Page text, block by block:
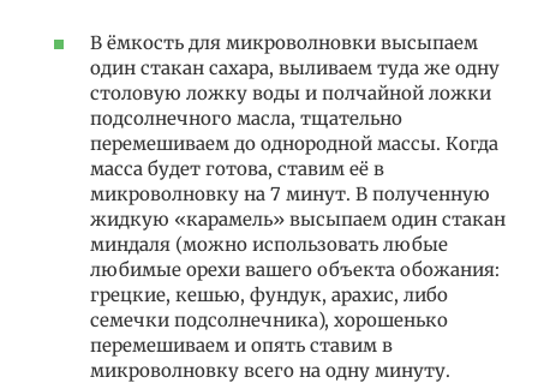
В ёмкость для микроволновки высыпаем
один стакан сахара, выливаем туда же одну
столовую ложку воды и полчайной ложки
подсолнечного масла, тщательно
перемешиваем до однородной массы. Когда
масса будет готова, ставим её в
микроволновку на 7 минут. В полученную
жидкую «карамель» высыпаем один стакан
миндаля (можно использовать любые
любимые орехи вашего объекта обожания:
грецкие, кешью, фундук, арахис, либо
семечки подсолнечника), хорошенько
перемешиваем и опять ставим в
микроволновку всего на одну минуту.